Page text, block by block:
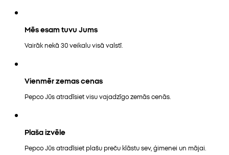
Mēs esam tuvu Jums
Vairāk nekā 30 veikalu visā valstī.
Vienmēr zemas cenas
Pepco Jūs atradīsiet visu vajadzīgo zemās cenās.
Plaša izvēle
Pepco Jūs atradīsiet plašu preču klāstu sev, ģimenei un mājai.